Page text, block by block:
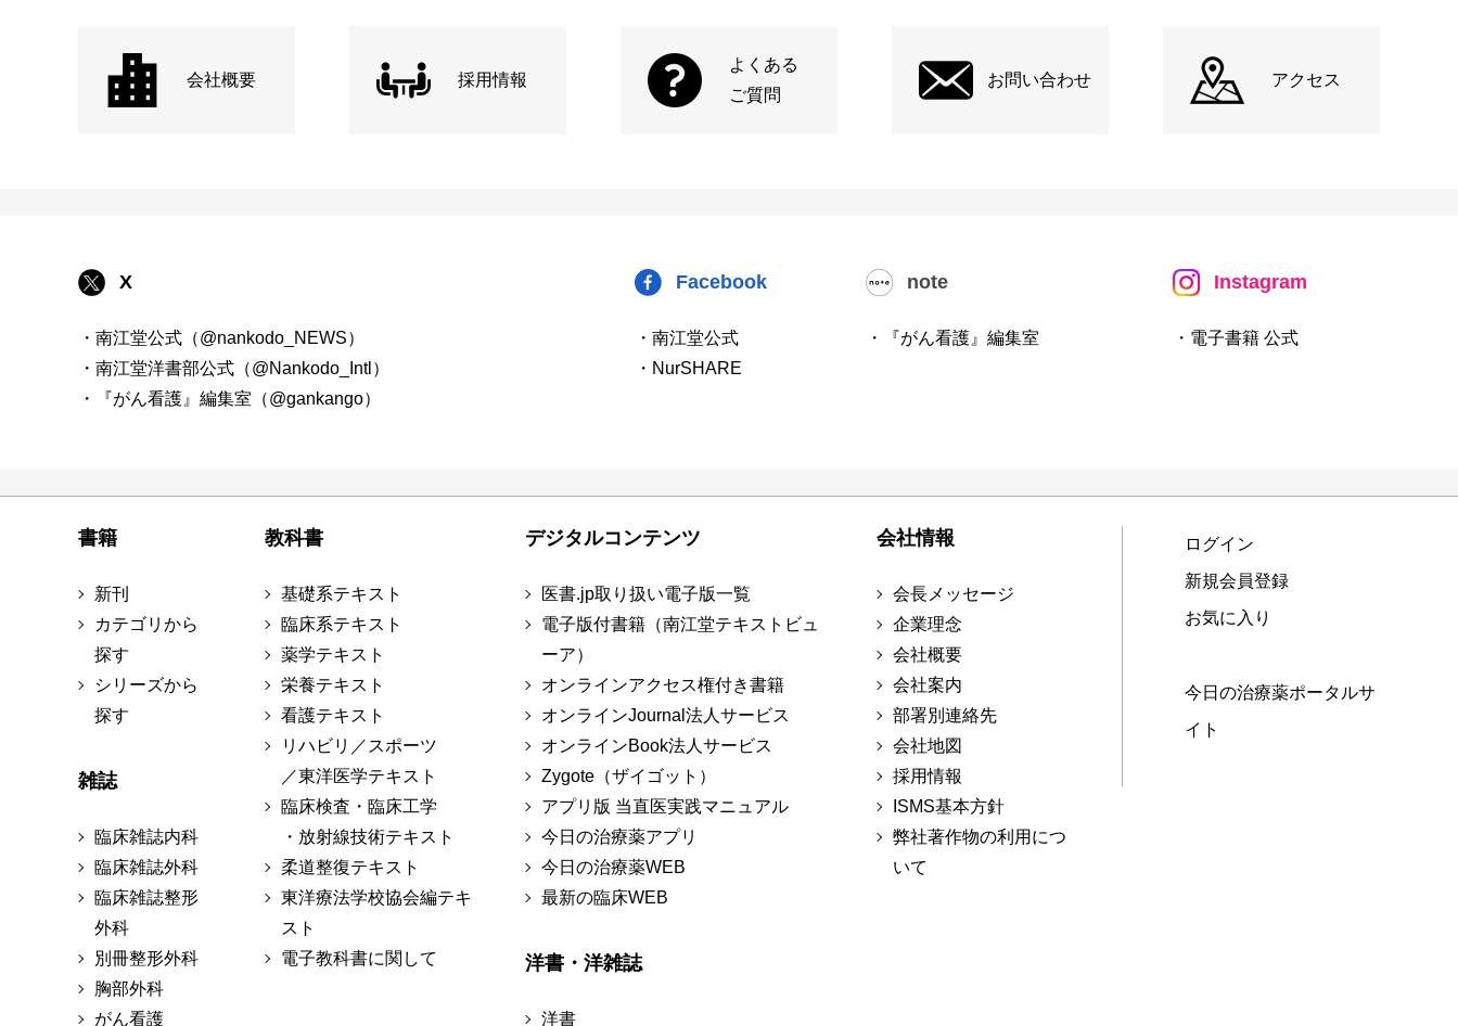
会社概要 採用情報
よくある
ご質問
お問い合わせ アクセス
X
・南江堂公式（@nankodo_NEWS）
・南江堂洋書部公式（@Nankodo_Intl）
・『がん看護』編集室（@gankango）
Facebook
・南江堂公式
・NurSHARE
note
・『がん看護』編集室
Instagram
・電子書籍 公式
書籍
新刊
カテゴリから
探す
シリーズから
探す
雑誌
臨床雑誌内科
臨床雑誌外科
臨床雑誌整形
外科
別冊整形外科
胸部外科
がん看護
教科書
基礎系テキスト
臨床系テキスト
薬学テキスト
栄養テキスト
看護テキスト
リハビリ／スポーツ
／東洋医学テキスト
臨床検査・臨床工学
・放射線技術テキスト
柔道整復テキスト
東洋療法学校協会編テキ
スト
電子教科書に関して
デジタルコンテンツ
医書.jp取り扱い電子版一覧
電子版付書籍（南江堂テキストビュ
ーア）
オンラインアクセス権付き書籍
オンラインJournal法人サービス
オンラインBook法人サービス
Zygote（ザイゴット）
アプリ版 当直医実践マニュアル
今日の治療薬アプリ
今日の治療薬WEB
最新の臨床WEB
洋書・洋雑誌
洋書
会社情報
会長メッセージ
企業理念
会社概要
会社案内
部署別連絡先
会社地図
採用情報
ISMS基本方針
弊社著作物の利用につ
いて
ログイン
新規会員登録
お気に入り
今日の治療薬ポータルサ
イト